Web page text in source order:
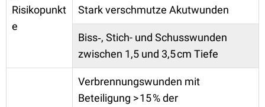
Risikopunkt
e
Stark verschmutze Akutwunden
Biss‑, Stich- und Schusswunden
zwischen 1,5 und 3,5 cm Tiefe
Verbrennungswunden mit
Beteiligung > 15 % der